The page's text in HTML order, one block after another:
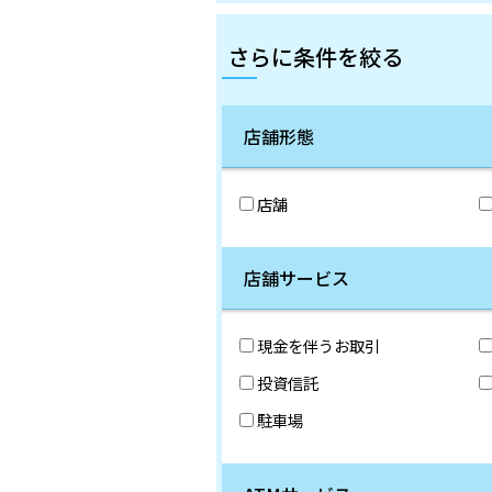
さらに条件を絞る
店舗形態
店舗
店舗サービス
現金を伴うお取引
投資信託
駐車場